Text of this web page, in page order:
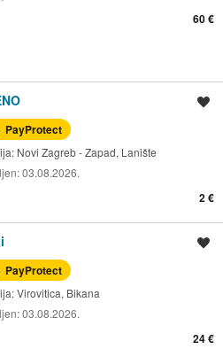
60 €
PayProtect
Novi Zagreb - Zapad, Lanište
03.08.2026.
2 €
PayProtect
Virovitica, Bikana
03.08.2026.
24 €